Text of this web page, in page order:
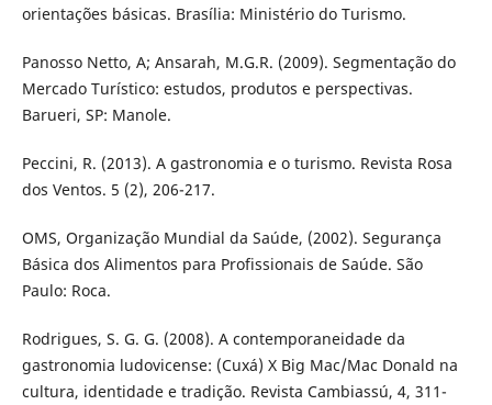
orientações básicas. Brasília: Ministério do Turismo.
Panosso Netto, A; Ansarah, M.G.R. (2009). Segmentação do
Mercado Turístico: estudos, produtos e perspectivas.
Barueri, SP: Manole.
Peccini, R. (2013). A gastronomia e o turismo. Revista Rosa
dos Ventos. 5 (2), 206-217.
OMS, Organização Mundial da Saúde, (2002). Segurança
Básica dos Alimentos para Profissionais de Saúde. São
Paulo: Roca.
Rodrigues, S. G. G. (2008). A contemporaneidade da
gastronomia ludovicense: (Cuxá) X Big Mac/Mac Donald na
cultura, identidade e tradição. Revista Cambiassú, 4, 311-